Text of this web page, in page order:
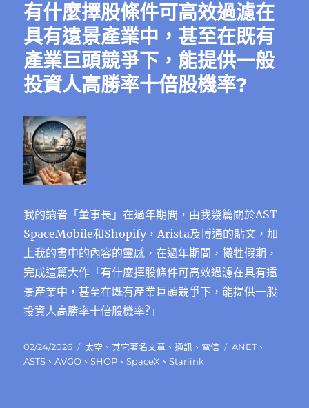
有什麼擇股條件可高效過濾在
具有遠景產業中，甚至在既有
產業巨頭競爭下，能提供一般
投資人高勝率十倍股機率?
我的讀者「董事長」在過年期間，由我幾篇關於AST
SpaceMobile和Shopify，Arista及博通的貼文，加
上我的書中的內容的靈感，在過年期間，犧牲假期，
完成這篇大作「有什麼擇股條件可高效過濾在具有遠
景產業中，甚至在既有產業巨頭競爭下，能提供一般
投資人高勝率十倍股機率?」
發
佈
02/24/2026
分
類
太空 、其它著名文章 、通訊 、 電信
標
ANET、
ASTS 、AVGO 、SHOP 、SpaceX 、Starlink